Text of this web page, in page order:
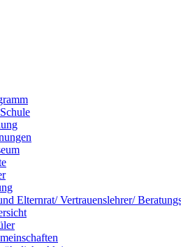
Elternrat/ Vertrauenslehrer/